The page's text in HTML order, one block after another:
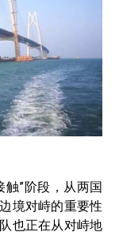
”阶段，从两国
境对峙的重要性
也正在从对峙地